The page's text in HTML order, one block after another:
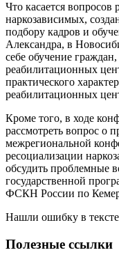
Что касается
наркозависимых,
подбору кадров и
Александра, в
себе обучение
реабилитационных
практического
реабилитационных
Кроме того, в ходе
рассмотреть вопрос о
межрегиональной
ресоциализации
обсудить проблемные
государственной
ФСКН России по
Нашли ошибку в
Полезные ссылки